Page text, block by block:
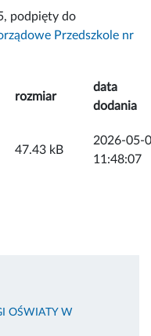
podpięty do
Przedszkole nr
rozmiar
data
dodania
47.43 kB
2026-05-
11:48:07
OŚWIATY W